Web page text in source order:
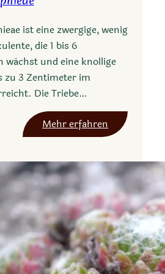
ist eine zwergige, wenig
die 1 bis 6
wächst und eine knollige
zu 3 Zentimeter im
Die Triebe…
Mehr erfahren
T
c
o
d
o
n